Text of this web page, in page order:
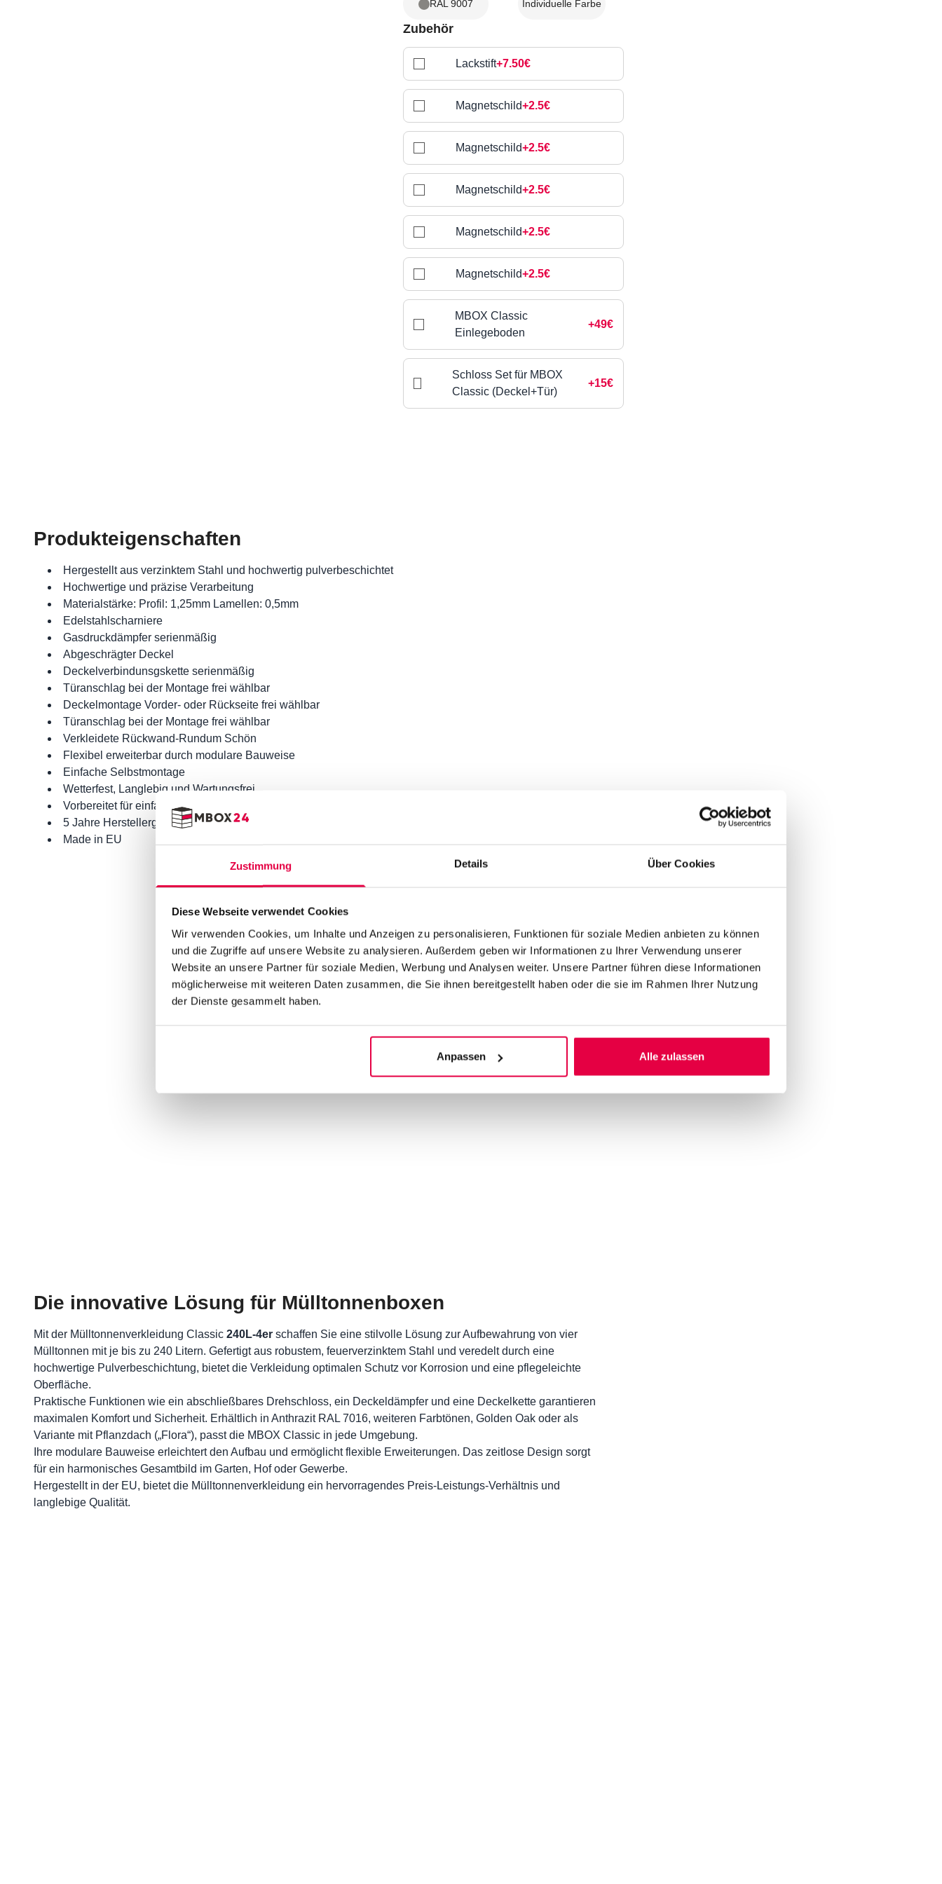
Zustimmung Details Über Cookies
Diese Webseite verwendet Cookies
Wir verwenden Cookies, um Inhalte und Anzeigen zu personalisieren, Funktionen für soziale Medien anbieten zu können
und die Zugriffe auf unsere Website zu analysieren. Außerdem geben wir Informationen zu Ihrer Verwendung unserer
Website an unsere Partner für soziale Medien, Werbung und Analysen weiter. Unsere Partner führen diese Informationen
möglicherweise mit weiteren Daten zusammen, die Sie ihnen bereitgestellt haben oder die sie im Rahmen Ihrer Nutzung
der Dienste gesammelt haben.
Anpassen Alle zulassen
RAL 9007 Individuelle Farbe
Zubehör
Lackstift+7.50€
Magnetschild+2.5€
Magnetschild+2.5€
Magnetschild+2.5€
Magnetschild+2.5€
Magnetschild+2.5€
MBOX Classic
Einlegeboden
+49€
Schloss Set für MBOX
Classic (Deckel+Tür)
+15€
Die innovative Lösung für Mülltonnenboxen
Mit der Mülltonnenverkleidung Classic 240L-4er schaffen Sie eine stilvolle Lösung zur Aufbewahrung von vier
Mülltonnen mit je bis zu 240 Litern. Gefertigt aus robustem, feuerverzinktem Stahl und veredelt durch eine
hochwertige Pulverbeschichtung, bietet die Verkleidung optimalen Schutz vor Korrosion und eine pflegeleichte
Oberfläche.
Praktische Funktionen wie ein abschließbares Drehschloss, ein Deckeldämpfer und eine Deckelkette garantieren
maximalen Komfort und Sicherheit. Erhältlich in Anthrazit RAL 7016, weiteren Farbtönen, Golden Oak oder als
Variante mit Pflanzdach („Flora“), passt die MBOX Classic in jede Umgebung.
Ihre modulare Bauweise erleichtert den Aufbau und ermöglicht flexible Erweiterungen. Das zeitlose Design sorgt
für ein harmonisches Gesamtbild im Garten, Hof oder Gewerbe.
Hergestellt in der EU, bietet die Mülltonnenverkleidung ein hervorragendes Preis-Leistungs-Verhältnis und
langlebige Qualität.
Produkteigenschaften
Hergestellt aus verzinktem Stahl und hochwertig pulverbeschichtet
Hochwertige und präzise Verarbeitung
Materialstärke: Profil: 1,25mm Lamellen: 0,5mm
Edelstahlscharniere
Gasdruckdämpfer serienmäßig
Abgeschrägter Deckel
Deckelverbindunsgskette serienmäßig
Türanschlag bei der Montage frei wählbar
Deckelmontage Vorder- oder Rückseite frei wählbar
Türanschlag bei der Montage frei wählbar
Verkleidete Rückwand-Rundum Schön
Flexibel erweiterbar durch modulare Bauweise
Einfache Selbstmontage
Wetterfest, Langlebig und Wartungsfrei
Vorbereitet für einfache Verankerung
5 Jahre Herstellergarantie
Made in EU
E-mail Telefonnummer
Kommentar oder Nachricht*
Nachname
RAL-Farbe
RAL
Menge (Stück)